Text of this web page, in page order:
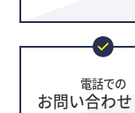
電話での
お問い合わ